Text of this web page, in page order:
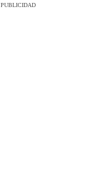
PUBLICIDAD